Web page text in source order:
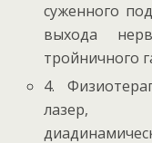
суженного
выхода
тройничного
4.
лазер,